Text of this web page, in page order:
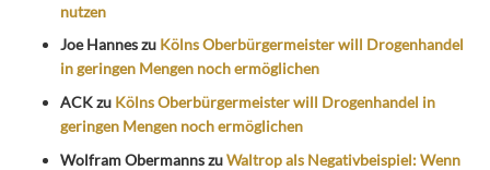
nutzen
Joe Hanneszu Kölns Oberbürgermeister will Drogenhandel
in geringen Mengen noch ermöglichen
ACKzu Kölns Oberbürgermeister will Drogenhandel in
geringen Mengen noch ermöglichen
Wolfram ObermannszuWaltrop als Negativbeispiel: Wenn